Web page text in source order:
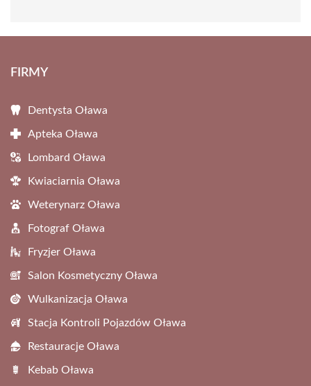
FIRMY
Dentysta Oława
Apteka Oława
Lombard Oława
Kwiaciarnia Oława
Weterynarz Oława
Fotograf Oława
Fryzjer Oława
Salon Kosmetyczny Oława
Wulkanizacja Oława
Stacja Kontroli Pojazdów Oława
Restauracje Oława
Kebab Oława